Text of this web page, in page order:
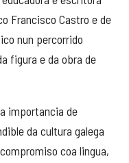
Francisco Castro e de
nun percorrido
figura e da obra de
importancia de
da cultura galega
coa lingua,